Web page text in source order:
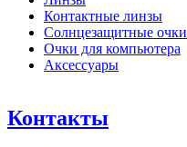
Контактные линзы
Солнцезащитные очки
Очки для компьютера
Аксессуары
Контакты